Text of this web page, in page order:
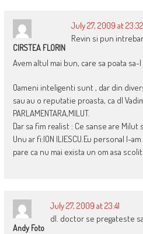
CIRSTEA FLORIN
July 27, 2009 at 23:32
Revin si pun
Avem altul mai bun, care sa poata sa-l
Oameni inteligenti sunt , dar din
sau au o reputatie proasta, ca dl
PARLAMENTARA,MILUT.
Dar sa fim realist : Ce sanse are
Unu ar fi:ION ILIESCU.Eu personal l-
pare ca nu mai exista un om asa
Andy Foto
July 27, 2009 at 23:41
dl. doctor se pregateste